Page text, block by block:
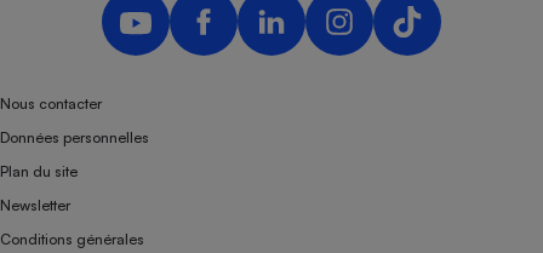
Nous contacter
Données personnelles
Plan du site
Newsletter
Conditions générales